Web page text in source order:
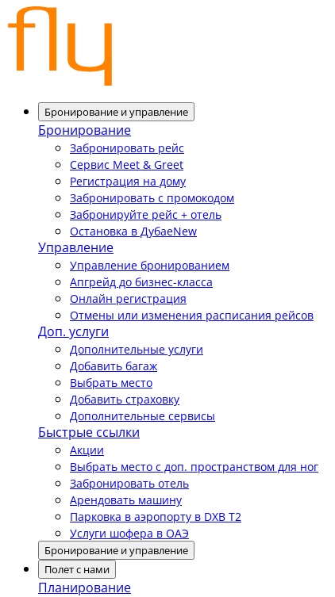
Бронирование и управление
Бронирование
Забронировать рейс
Сервис Meet & Greet
Регистрация на дому
Забронировать с промокодом
Забронируйте рейс + отель
Остановка в ДубаеNew
Управление
Управление бронированием
Апгрейд до бизнес-класса
Онлайн регистрация
Отмены или изменения расписания рейсов
Доп. услуги
Дополнительные услуги
Добавить багаж
Выбрать место
Добавить страховку
Дополнительные сервисы
Быстрые ссылки
Акции
Выбрать место с доп. пространством для ног
Забронировать отель
Арендовать машину
Парковка в аэропорту в DXB T2
Услуги шофера в ОАЭ
Бронирование и управление
Полет с нами
Планирование